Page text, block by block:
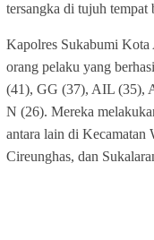
tersangka di tujuh tempat
Kapolres Sukabumi Kota
orang pelaku yang
(41), GG (37), AIL (35),
N (26). Mereka
antara lain di
Cireunghas, dan